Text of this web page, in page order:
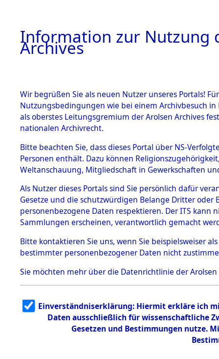
BESTÄNDE
1.
Inhaftierungsdoku
mente
1.2.9 Beim ITS
Effekten
1.2.9.1
Effekten aus
dem KZ
Dachau
1.2.9.2
Effekten aus
dem KZ
Bayerisches
1.2.9.3
Effekten aus
dem KZ
Neuengamm
0004
Einen Kommentar
Information zur Nutzung
Archives
Wir begrüßen Sie als neuen Nutzer unseres Portals!
Nutzungsbedingungen wie bei einem Archivbesuch
als oberstes Leitungsgremium der Arolsen Archives
nationalen Archivrecht.
Bitte beachten Sie, dass dieses Portal über NS-
Personen enthält. Dazu können
Weltanschauung, Mitgliedschaft in Gewerkschaften
Als Nutzer dieses Portals sind Sie persönlich dafür
Gesetze und die schutzwürdigen Belange Dritter
personenbezogene Daten respektieren. Der ITS
Sammlungen erscheinen, verantwortlich gemacht
Bitte kontaktieren Sie uns, wenn Sie beispielsweiser
bestimmter personenbezogener Daten nicht
Sie möchten mehr über die Datenrichtlinie der Arolsen
Einverständniserklärung: Hiermit erkläre ich
Daten ausschließlich für wissenschaftliche
Gesetzen und Bestimmungen nutze.